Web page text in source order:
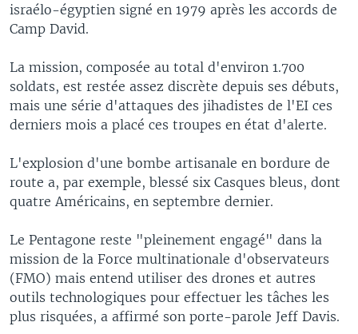
israélo-égyptien signé en 1979 après les accords de
Camp David.
La mission, composée au total d'environ 1.700
soldats, est restée assez discrète depuis ses débuts,
mais une série d'attaques des jihadistes de l'EI ces
derniers mois a placé ces troupes en état d'alerte.
L'explosion d'une bombe artisanale en bordure de
route a, par exemple, blessé six Casques bleus, dont
quatre Américains, en septembre dernier.
Le Pentagone reste "pleinement engagé" dans la
mission de la Force multinationale d'observateurs
(FMO) mais entend utiliser des drones et autres
outils technologiques pour effectuer les tâches les
plus risquées, a affirmé son porte-parole Jeff Davis.